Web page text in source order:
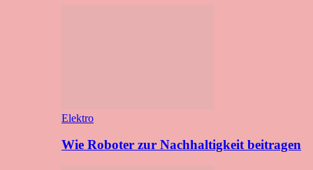
Elektro
Wie Roboter zur Nachhaltigkeit beitragen